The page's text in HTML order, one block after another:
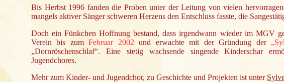
Bis Herbst 1996 fanden die Proben unter der Leitung von vielen
mangels aktiver Sänger schweren Herzens den Entschluss fasste, die
Doch ein Fünkchen Hoffnung bestand, dass irgendwann wieder im MGV
Verein bis zumFebruar 2002 und erwachte mit der Gründung der
„Dornröschenschlaf“. Eine stetig wachsende singende Kinderschar
Jugendchores.
Mehr zum Kinder- und Jugendchor, zu Geschichte und Projekten ist unter